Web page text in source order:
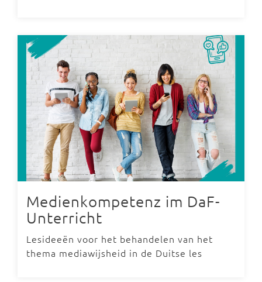
Medienkompetenz im DaF-
Unterricht
Lesideeën voor het behandelen van het
thema mediawijsheid in de Duitse les